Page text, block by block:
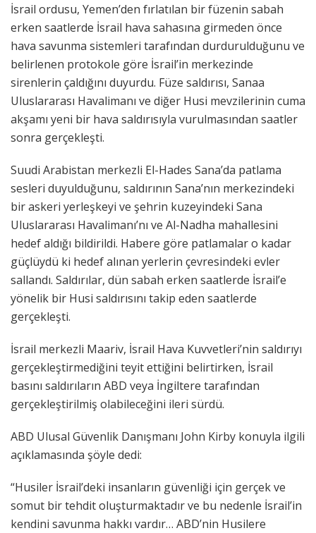
İsrail ordusu, Yemen’den fırlatılan bir füzenin sabah
erken saatlerde İsrail hava sahasına girmeden önce
hava savunma sistemleri tarafından durdurulduğunu ve
belirlenen protokole göre İsrail’in merkezinde
sirenlerin çaldığını duyurdu. Füze saldırısı, Sanaa
Uluslararası Havalimanı ve diğer Husi mevzilerinin cuma
akşamı yeni bir hava saldırısıyla vurulmasından saatler
sonra gerçekleşti.
Suudi Arabistan merkezli El-Hades Sana’da patlama
sesleri duyulduğunu, saldırının Sana’nın merkezindeki
bir askeri yerleşkeyi ve şehrin kuzeyindeki Sana
Uluslararası Havalimanı’nı ve Al-Nadha mahallesini
hedef aldığı bildirildi. Habere göre patlamalar o kadar
güçlüydü ki hedef alınan yerlerin çevresindeki evler
sallandı. Saldırılar, dün sabah erken saatlerde İsrail’e
yönelik bir Husi saldırısını takip eden saatlerde
gerçekleşti.
İsrail merkezli Maariv, İsrail Hava Kuvvetleri’nin saldırıyı
gerçekleştirmediğini teyit ettiğini belirtirken, İsrail
basını saldırıların ABD veya İngiltere tarafından
gerçekleştirilmiş olabileceğini ileri sürdü.
ABD Ulusal Güvenlik Danışmanı John Kirby konuyla ilgili
açıklamasında şöyle dedi:
“Husiler İsrail’deki insanların güvenliği için gerçek ve
somut bir tehdit oluşturmaktadır ve bu nedenle İsrail’in
kendini savunma hakkı vardır… ABD’nin Husilere